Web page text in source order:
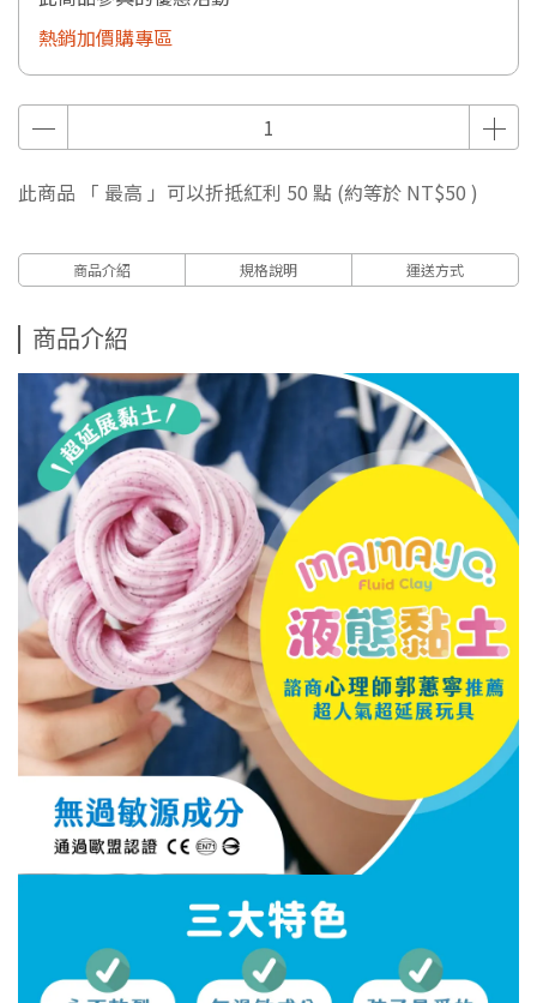
熱銷加價購專區
此商品 「 最高 」可以折抵紅利 50 點 (約等於 NT$50 )
商品介紹 規格說明 運送方式
商品介紹